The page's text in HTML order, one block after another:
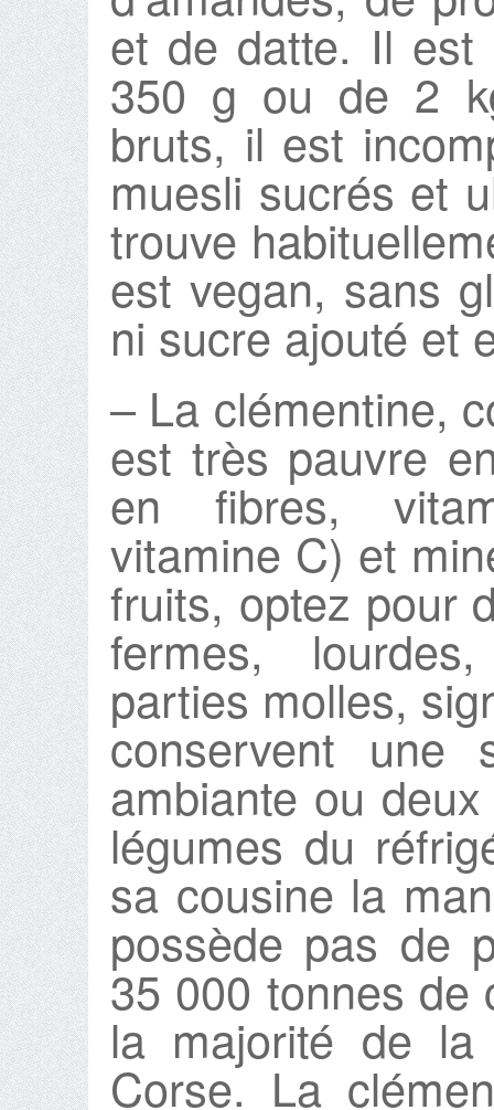
et de datte. Il est
350 g ou de 2
bruts, il est
muesli sucrés et
trouve
est vegan, sans
ni sucre ajouté et
– La clémentine,
est très pauvre
en fibres,
vitamine C) et
fruits, optez pour
fermes,
parties molles,
conservent une
ambiante ou
légumes du
sa cousine la
possède pas de
35 000 tonnes de
la majorité de
Corse. La